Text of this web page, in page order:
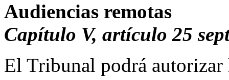
Audiencias remotas
Capítulo V, artículo 25
El Tribunal podrá